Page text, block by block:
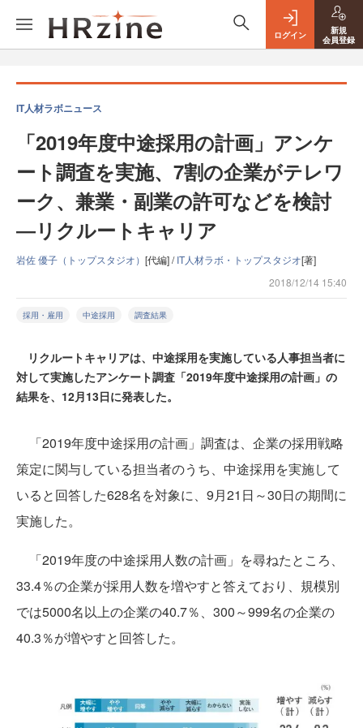
ログイン
新規
会員登録
IT人材ラボニュース
「2019年度中途採用の計画」アンケ
ート調査を実施、7割の企業がテレワ
ーク、兼業・副業の許可などを検討
―リクルートキャリア
岩佐 優子（トップスタジオ） [代編] /IT人材ラボ・トップスタジオ[著]
2018/12/14 15:40
採用・雇用 中途採用 調査結果
リクルートキャリアは、中途採用を実施している人事担当者に
対して実施したアンケート調査「2019年度中途採用の計画」の
結果を、12月13日に発表した。
「2019年度中途採用の計画」調査は、企業の採用戦略
策定に関与している担当者のうち、中途採用を実施して
いると回答した628名を対象に、9月21日～30日の期間に
実施した。
「2019年度の中途採用人数の計画」を尋ねたところ、
33.4％の企業が採用人数を増やすと答えており、規模別
では5000名以上の企業の40.7％、300～999名の企業の
40.3％が増やすと回答した。